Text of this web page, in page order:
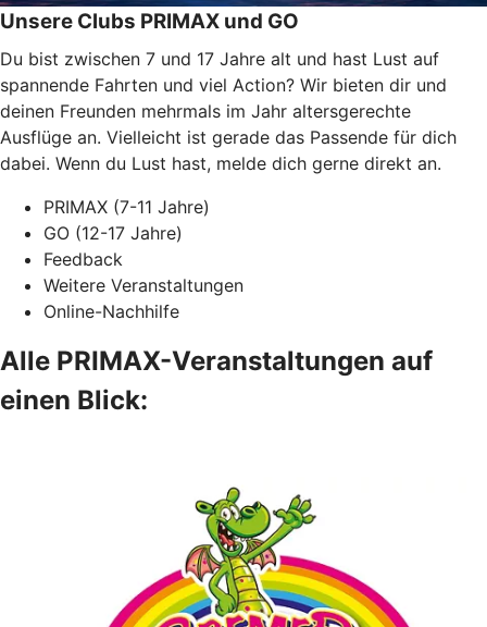
Unsere Clubs PRIMAX und GO
Du bist zwischen 7 und 17 Jahre alt und hast Lust auf
spannende Fahrten und viel Action? Wir bieten dir und
deinen Freunden mehrmals im Jahr altersgerechte
Ausflüge an. Vielleicht ist gerade das Passende für dich
dabei. Wenn du Lust hast, melde dich gerne direkt an.
PRIMAX (7-11 Jahre)
GO (12-17 Jahre)
Feedback
Weitere Veranstaltungen
Online-Nachhilfe
Alle PRIMAX-Veranstaltungen auf
einen Blick: